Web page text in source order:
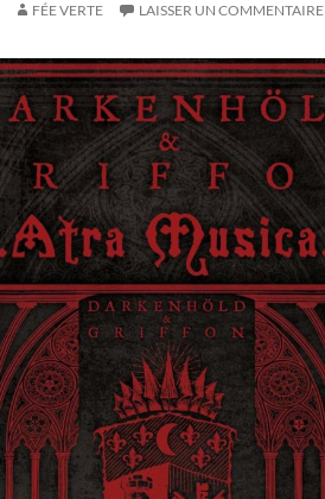
FÉE VERTE LAISSER UN COMMENTAIRE